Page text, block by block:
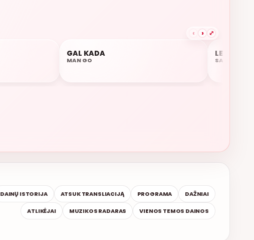
05:36
GAL KADA
MAN GO
LET'S
SARAH
‹ › ⤢
DAINŲ ISTORIJA ATSUK TRANSLIACIJĄ PROGRAMA DAŽNIAI
ATLIKĖJAI MUZIKOS RADARAS VIENOS TEMOS DAINOS